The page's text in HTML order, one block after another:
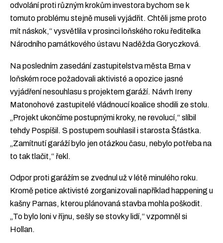
odvolání proti různým krokům investora bychom se k
tomuto problému stejně museli vyjádřit. Chtěli jsme proto
mít náskok,“ vysvětlila v prosinci loňského roku ředitelka
Národního památkového ústavu Naděžda Goryczková.
Na posledním zasedání zastupitelstva města Brna v
loňském roce požadovali aktivisté a opozice jasné
vyjádření nesouhlasu s projektem garáží. Návrh Ireny
Matonohové zastupitelé vládnoucí koalice shodili ze stolu.
„Projekt ukončíme postupnými kroky, ne revolucí,“ slíbil
tehdy Pospíšil. S postupem souhlasil i starosta Šťástka.
„Zamítnutí garáží bylo jen otázkou času, nebylo potřeba na
to tak tlačit,“ řekl.
Odpor proti garážím se zvednul už v létě minulého roku.
Kromě petice aktivisté zorganizovali například happening u
kašny Parnas, kterou plánovaná stavba mohla poškodit.
„To bylo loni v říjnu, sešly se stovky lidí,“ vzpomněl si
Hollan.